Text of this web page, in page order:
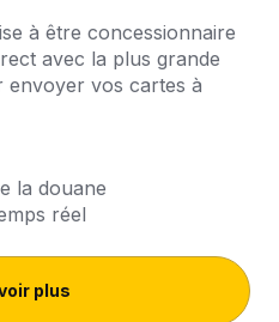
à être concessionnaire
avec la plus grande
envoyer vos cartes à
la douane
réel
plus